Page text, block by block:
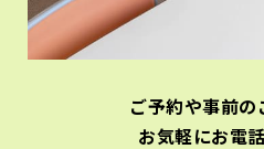
ご予約や事前の
お気軽にお電